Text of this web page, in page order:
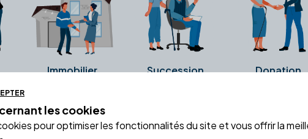
Immobilier Succession Donation
directement de la fiche Google Business de l'office notarial.
les cookies
pour optimiser les fonctionnalités du site et vous offrir la